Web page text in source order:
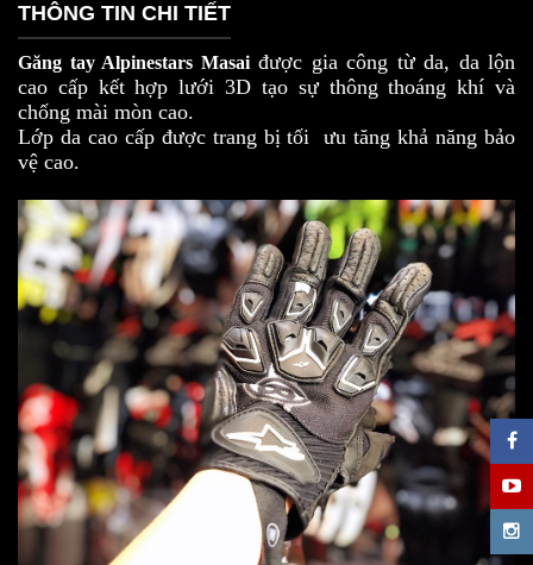
THÔNG TIN CHI TIẾT
Găng tay Alpinestars Masaiđược gia công từ da, da lộn
cao cấp kết hợp lưới 3D tạo sự thông thoáng khí và
chống mài mòn cao.
Lớp da cao cấp được trang bị tối ưu tăng khả năng bảo
vệ cao.